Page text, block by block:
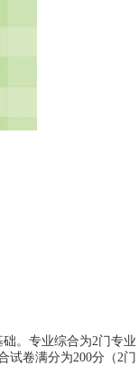
。专业综合为2门专业
试卷满分为200分（2门